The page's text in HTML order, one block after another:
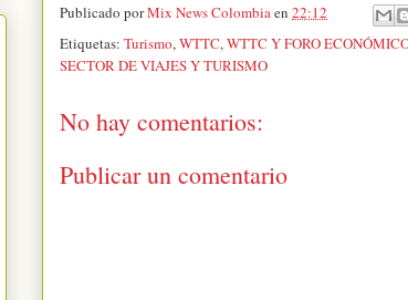
Publicado porMix News Colombiaen 22:12
Etiquetas: Turismo, WTTC, WTTC Y FORO
SECTOR DE VIAJES Y TURISMO
No hay comentarios:
Publicar un comentario